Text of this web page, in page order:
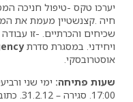
יערכו טקס -טיפול חניכה
חיה .קצנשטיין מעמת את
שכיחים והכרתיים. -זו
ויחידני. במסגרת סדרת
אוסטרובסקי.
שעות פתיחה:
17:00. סגירה – 31.2.12. כתובת מדרגות הביקור 58, עין כרם.